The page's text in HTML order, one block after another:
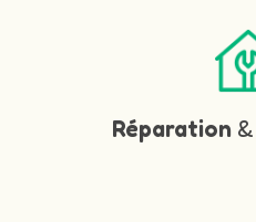
Réparation &